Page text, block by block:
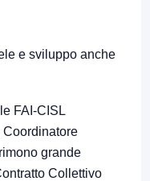
e sviluppo anche
FAI‑CISL
Coordinatore
grande
Collettivo